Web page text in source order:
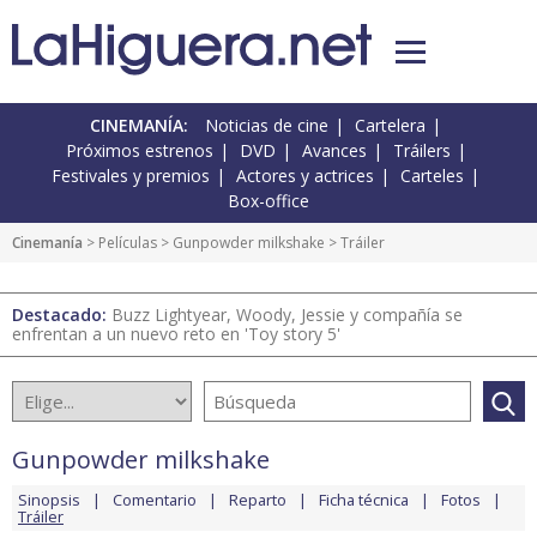
CINEMANÍA: Noticias de cine
Cartelera
Próximos estrenos
DVD Avances
Tráilers
Festivales y premios
Actores y actrices
Carteles
Box-office
Cinemanía > Películas > Gunpowder milkshake > Tráiler
Destacado: Buzz Lightyear, Woody, Jessie y compañía se
enfrentan a un nuevo reto en 'Toy story 5'
Gunpowder milkshake
Sinopsis Comentario Reparto Ficha técnica Fotos
Tráiler